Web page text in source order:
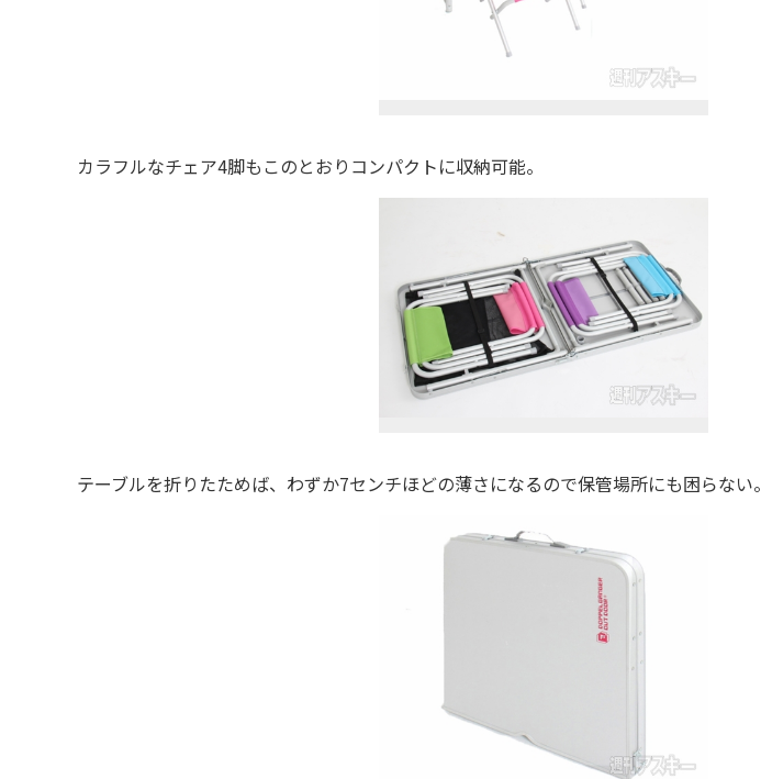
カラフルなチェア4脚もこのとおりコンパクトに収納可能。
テーブルを折りたためば、わずか7センチほどの薄さになるので保管場所にも困らない。